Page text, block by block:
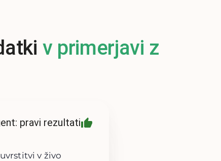
v primerjavi z
pravi rezultati
v živo